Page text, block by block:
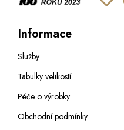
Informace
Služby
Tabulky velikostí
Péče o výrobky
Obchodní podmínky